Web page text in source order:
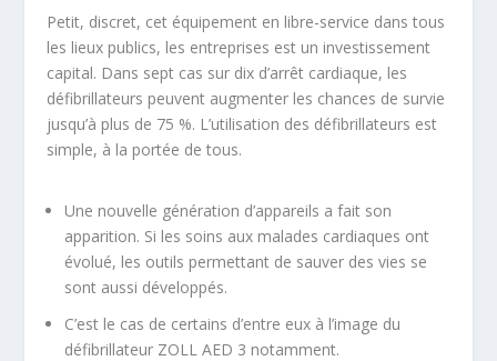
Petit, discret, cet équipement en libre-service dans tous
les lieux publics, les entreprises est un investissement
capital. Dans sept cas sur dix d’arrêt cardiaque, les
défibrillateurs peuvent augmenter les chances de survie
jusqu’à plus de 75 %. L’utilisation des défibrillateurs est
simple, à la portée de tous.
Une nouvelle génération d’appareils a fait son
apparition. Si les soins aux malades cardiaques ont
évolué, les outils permettant de sauver des vies se
sont aussi développés.
C’est le cas de certains d’entre eux à l’image du
défibrillateur ZOLL AED 3 notamment.